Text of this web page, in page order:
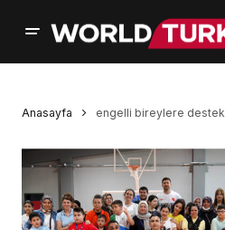
Anasayfa engelli bireylere destek